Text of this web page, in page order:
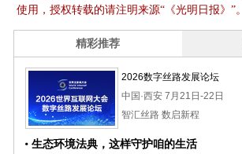
使用，授权转载的请注明来源“《光明日报》”。